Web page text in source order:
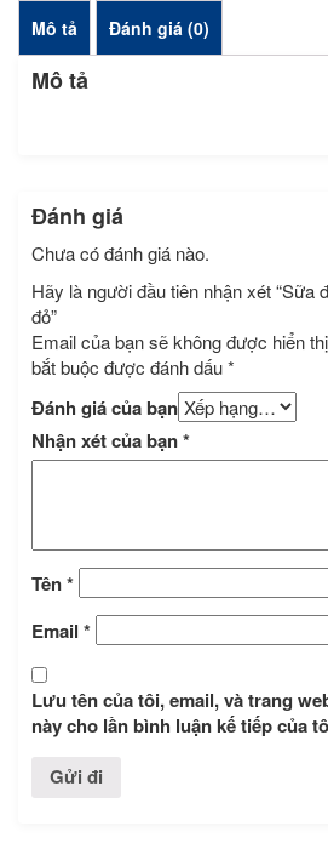
Mô tả Đánh giá (0)
Mô tả
Đánh giá
Chưa có đánh giá nào.
Hãy là người đầu tiên nhận xét “Sữa
đỏ”
Email của bạn sẽ không được hiển
bắt buộc được đánh dấu*
Đánh giá của bạn
Nhận xét của bạn*
Tên*
Email *
Lưu tên của tôi, email, và trang
này cho lần bình luận kế tiếp của